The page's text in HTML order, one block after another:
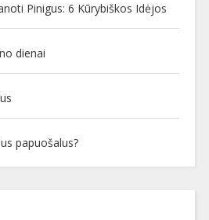
Pinigus: 6 Kūrybiškos Idėjos
dienai
papuošalus?